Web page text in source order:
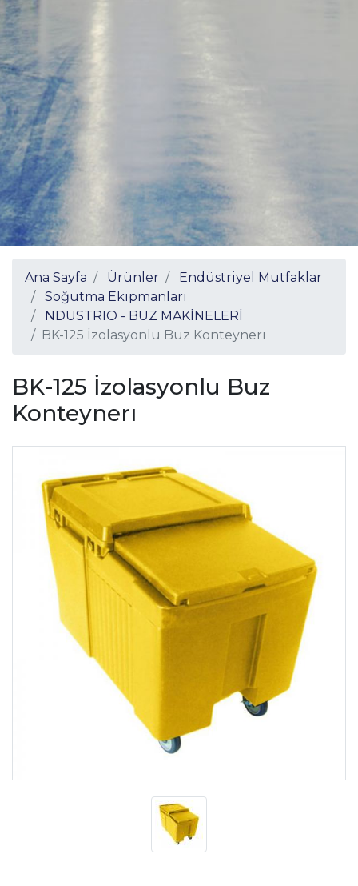
Ana Sayfa Ürünler
Endüstriyel Mutfaklar
Soğutma Ekipmanları
NDUSTRIO - BUZ MAKİNELERİ
BK-125 İzolasyonlu Buz Konteynerı
BK-125 İzolasyonlu Buz
Konteynerı